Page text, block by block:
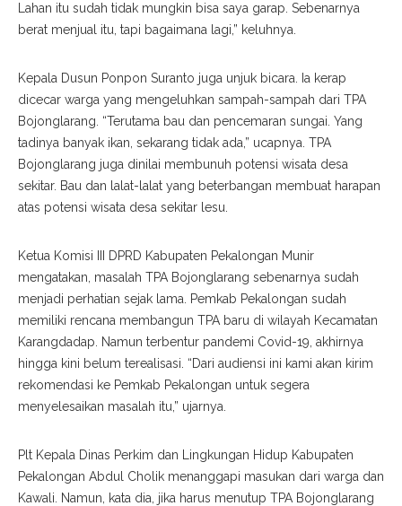
Lahan itu sudah tidak mungkin bisa saya garap. Sebenarnya
berat menjual itu, tapi bagaimana lagi,” keluhnya.
Kepala Dusun Ponpon Suranto juga unjuk bicara. Ia kerap
dicecar warga yang mengeluhkan sampah-sampah dari TPA
Bojonglarang. “Terutama bau dan pencemaran sungai. Yang
tadinya banyak ikan, sekarang tidak ada,” ucapnya. TPA
Bojonglarang juga dinilai membunuh potensi wisata desa
sekitar. Bau dan lalat-lalat yang beterbangan membuat harapan
atas potensi wisata desa sekitar lesu.
Ketua Komisi III DPRD Kabupaten Pekalongan Munir
mengatakan, masalah TPA Bojonglarang sebenarnya sudah
menjadi perhatian sejak lama. Pemkab Pekalongan sudah
memiliki rencana membangun TPA baru di wilayah Kecamatan
Karangdadap. Namun terbentur pandemi Covid-19, akhirnya
hingga kini belum terealisasi. “Dari audiensi ini kami akan kirim
rekomendasi ke Pemkab Pekalongan untuk segera
menyelesaikan masalah itu,” ujarnya.
Plt Kepala Dinas Perkim dan Lingkungan Hidup Kabupaten
Pekalongan Abdul Cholik menanggapi masukan dari warga dan
Kawali. Namun, kata dia, jika harus menutup TPA Bojonglarang